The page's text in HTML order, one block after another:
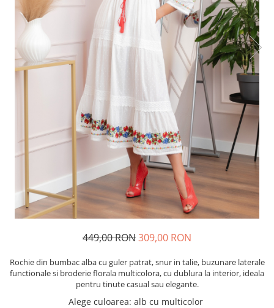
449,00 RON309,00 RON
Rochie din bumbac alba cu guler patrat, snur in talie, buzunare laterale
functionale si broderie florala multicolora, cu dublura la interior, ideala
pentru tinute casual sau elegante.
Alege culoarea: alb cu multicolor